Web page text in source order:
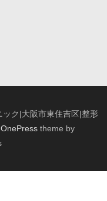
ク|大阪市東住吉区|整形
OnePress theme by